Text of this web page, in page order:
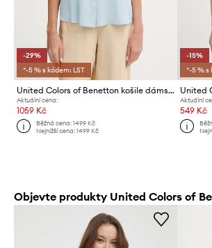
-29%
*-5 % s kódem: LST
United Colors of Benetton košile dámská z viskózy
Aktuální cena:
1059 Kč
Běžná cena:1499 Kč
Nejnižší cena:1499 Kč
-15%
*-5 % s
Aktuální
549 Kč
Objevte produkty United Colors of